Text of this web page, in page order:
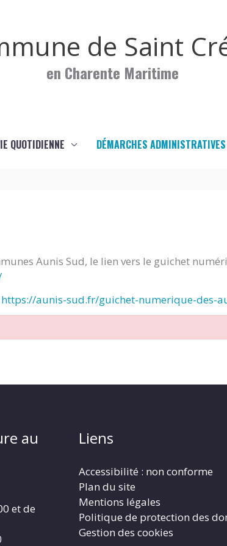
de Saint
en Charente Maritime
QUOTIDIENNE DÉMARCHES ADMINISTRATIVES
Aunis Sud, le lien vers le guichet
https://aunis-sud.fr/guichet-numerique-des-
au
et de
Liens
Accessibilité : non conforme
Plan du site
Mentions légales
Politique de protection des
Gestion des cookies